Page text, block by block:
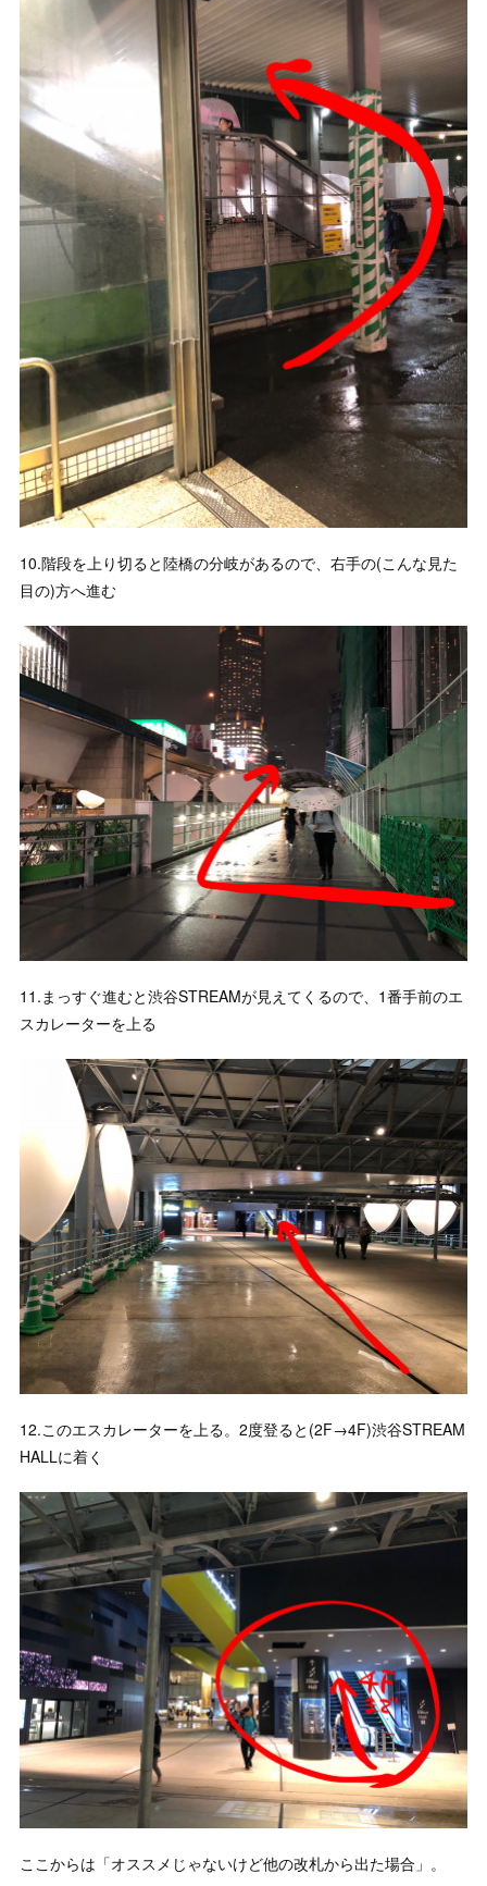
10.階段を上り切ると陸橋の分岐があるので、右手の(こんな見た
目の)方へ進む
11.まっすぐ進むと渋谷STREAMが見えてくるので、1番手前のエ
スカレーターを上る
12.このエスカレーターを上る。2度登ると(2F→4F)渋谷STREAM
HALLに着く
ここからは「オススメじゃないけど他の改札から出た場合」。